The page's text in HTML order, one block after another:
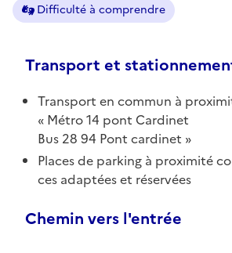
Difficulté à comprendre
Transport et
Transport en commun à
Métro 14 pont Cardinet
Bus 28 94 Pont cardinet
Places de parking à proximité
ces adaptées et réservées
Chemin vers l'entrée